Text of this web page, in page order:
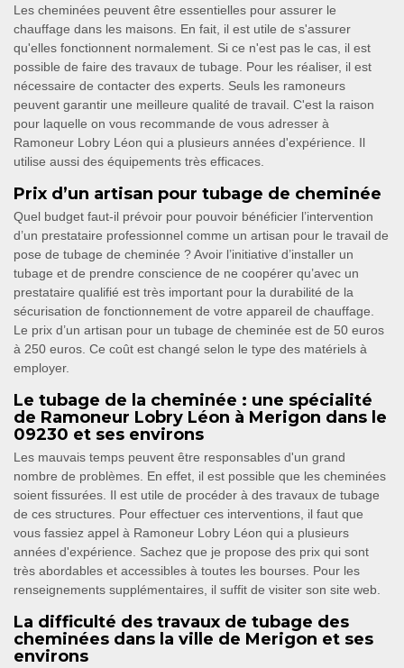
Les cheminées peuvent être essentielles pour assurer le
chauffage dans les maisons. En fait, il est utile de s'assurer
qu'elles fonctionnent normalement. Si ce n'est pas le cas, il est
possible de faire des travaux de tubage. Pour les réaliser, il est
nécessaire de contacter des experts. Seuls les ramoneurs
peuvent garantir une meilleure qualité de travail. C'est la raison
pour laquelle on vous recommande de vous adresser à
Ramoneur Lobry Léon qui a plusieurs années d'expérience. Il
utilise aussi des équipements très efficaces.
Prix d’un artisan pour tubage de cheminée
Quel budget faut-il prévoir pour pouvoir bénéficier l’intervention
d’un prestataire professionnel comme un artisan pour le travail de
pose de tubage de cheminée ? Avoir l’initiative d’installer un
tubage et de prendre conscience de ne coopérer qu’avec un
prestataire qualifié est très important pour la durabilité de la
sécurisation de fonctionnement de votre appareil de chauffage.
Le prix d’un artisan pour un tubage de cheminée est de 50 euros
à 250 euros. Ce coût est changé selon le type des matériels à
employer.
Le tubage de la cheminée : une spécialité
de Ramoneur Lobry Léon à Merigon dans le
09230 et ses environs
Les mauvais temps peuvent être responsables d'un grand
nombre de problèmes. En effet, il est possible que les cheminées
soient fissurées. Il est utile de procéder à des travaux de tubage
de ces structures. Pour effectuer ces interventions, il faut que
vous fassiez appel à Ramoneur Lobry Léon qui a plusieurs
années d'expérience. Sachez que je propose des prix qui sont
très abordables et accessibles à toutes les bourses. Pour les
renseignements supplémentaires, il suffit de visiter son site web.
La difficulté des travaux de tubage des
cheminées dans la ville de Merigon et ses
environs